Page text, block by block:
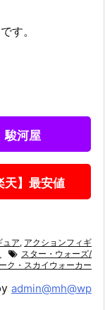
す。
駿河屋
天】最安値
ュア, アクションフィギ
スター・ウォーズ/
ク・スカイウォーカー
admin@mh@wp